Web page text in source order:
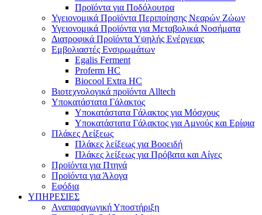
Προϊόντα για Ποδόλουτρα
Υγειονομικά Προϊόντα Περιποίησης Νεαρών Ζώων
Υγειονομικά Προϊόντα για Μεταβολικά Νοσήματα
Διατροφικά Προϊόντα Υψηλής Ενέργειας
Εμβολιαστές Ενσιρωμάτων
Egalis Ferment
Proferm HC
Biocool Extra HC
Βιοτεχνολογικά προϊόντα Alltech
Υποκατάστατα Γάλακτος
Υποκατάστατα Γάλακτος για Μόσχους
Υποκατάστατα Γάλακτος για Αμνούς και Ερίφια
Πλάκες Λείξεως
Πλάκες λείξεως για Βοοειδή
Πλάκες λείξεως για Πρόβατα και Αίγες
Προϊόντα για Πτηνά
Προϊόντα για Άλογα
Εφόδια
ΥΠΗΡΕΣΙΕΣ
Αναπαραγωγική Υποστήριξη